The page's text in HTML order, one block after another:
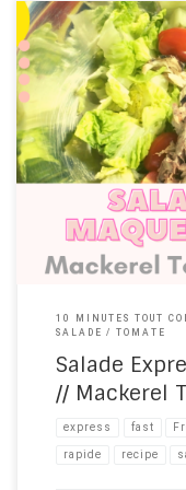
#salade #maquereau
#mackerel #tomato
pleine de protéines de
minutes, lorsque vous
équilibré ! A quick and
in minutes, when
10 MINUTES TOUT
SALADE
TOMATE
Salade
// Mackerel
express fast
rapide recipe​